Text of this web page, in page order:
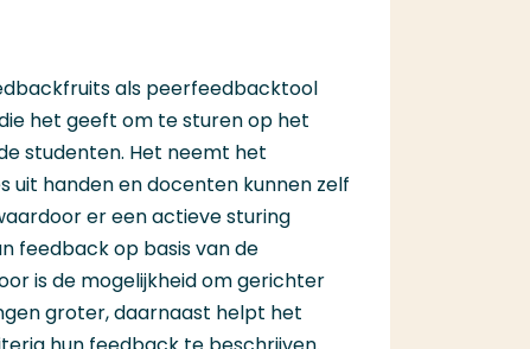
als peerfeedbacktool
het geeft om te sturen op het
studenten. Het neemt het
uit handen en docenten kunnen zelf
er een actieve sturing
feedback op basis van de
is de mogelijkheid om gerichter
groter, daarnaast helpt het